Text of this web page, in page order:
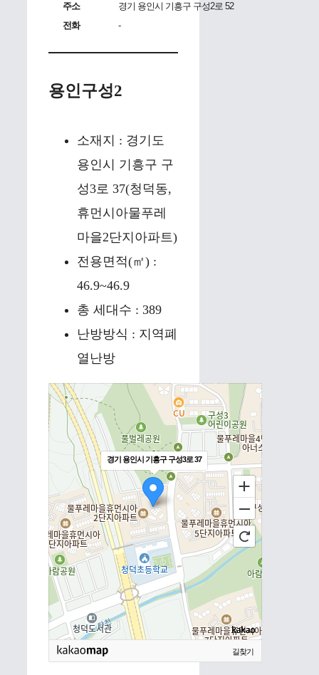
주소
경기 용인시 기흥구 구성2로 52
전화
-
용인구성2
소재지 : 경기도
용인시 기흥구 구
성3로 37(청덕동,
휴먼시아물푸레
마을2단지아파트)
전용면적(㎡) :
46.9~46.9
총 세대수 : 389
난방방식 : 지역폐
열난방
경기 용인시 기흥구 구성3로 37
길찾기